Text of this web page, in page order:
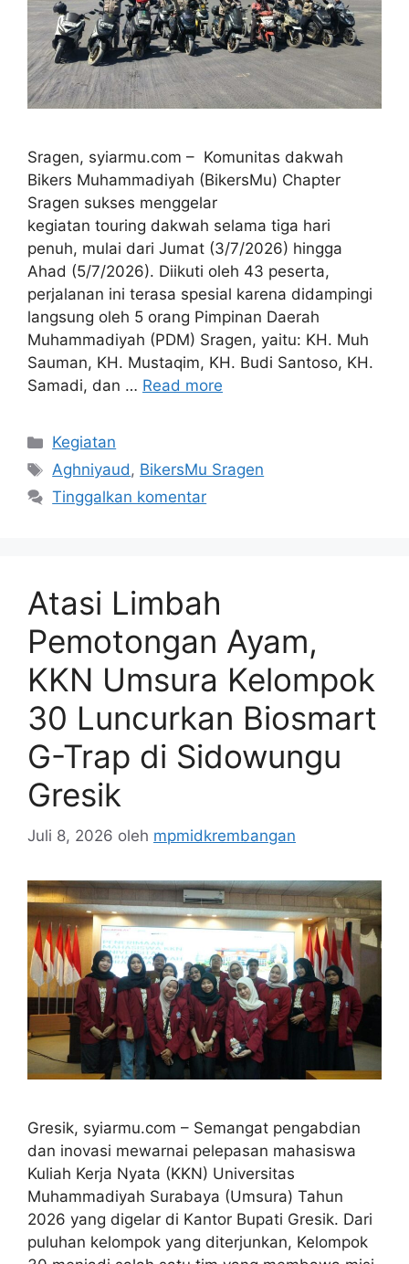
Sragen, syiarmu.com – Komunitas dakwah
Bikers Muhammadiyah (BikersMu) Chapter
Sragen sukses menggelar
kegiatan touring dakwah selama tiga hari
penuh, mulai dari Jumat (3/7/2026) hingga
Ahad (5/7/2026). Diikuti oleh 43 peserta,
perjalanan ini terasa spesial karena didampingi
langsung oleh 5 orang Pimpinan Daerah
Muhammadiyah (PDM) Sragen, yaitu: KH. Muh
Sauman, KH. Mustaqim, KH. Budi Santoso, KH.
Samadi, dan … Read more
Kategori
Kegiatan
Tag
Aghniyaud, BikersMu Sragen
Tinggalkan komentar
Atasi Limbah
Pemotongan Ayam,
KKN Umsura Kelompok
30 Luncurkan Biosmart
G-Trap di Sidowungu
Gresik
Juli 8, 2026 oleh mpmidkrembangan
Gresik, syiarmu.com – Semangat pengabdian
dan inovasi mewarnai pelepasan mahasiswa
Kuliah Kerja Nyata (KKN) Universitas
Muhammadiyah Surabaya (Umsura) Tahun
2026 yang digelar di Kantor Bupati Gresik. Dari
puluhan kelompok yang diterjunkan, Kelompok